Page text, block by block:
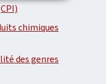
chimiques
des genres